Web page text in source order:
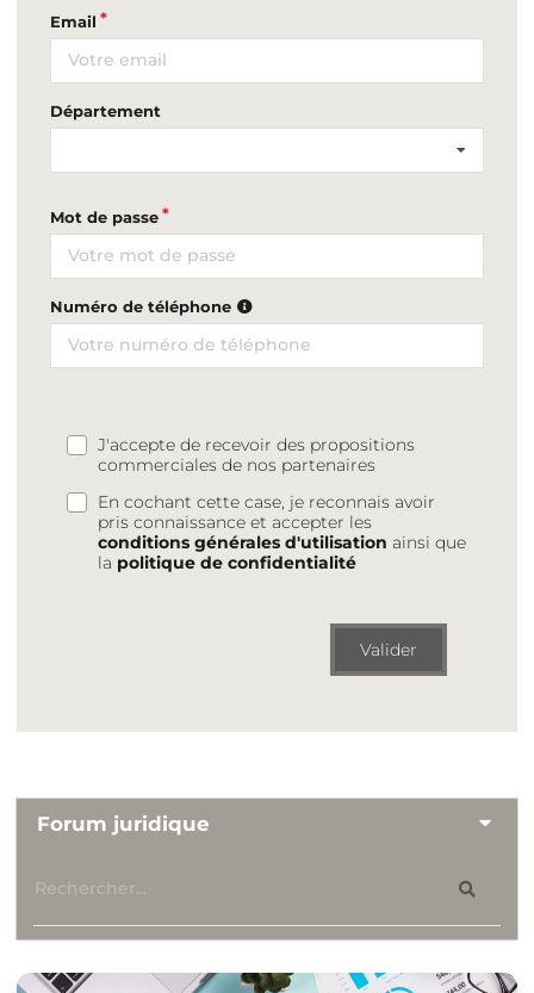
Email
Département
Mot de passe
Numéro de téléphone
J'accepte de recevoir des propositions
commerciales de nos partenaires
En cochant cette case, je reconnais avoir
pris connaissance et accepter les
conditions générales d'utilisation ainsi que
la politique de confidentialité
Valider
Forum juridique